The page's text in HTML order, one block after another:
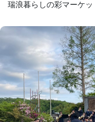
瑞浪暮らしの彩マーケ